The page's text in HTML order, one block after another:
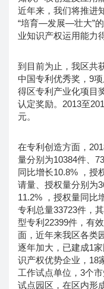
近年来，我们将推进
“培育—发展—壮大”
业知识产权运用能力
到目前为止，我区共
中国专利优秀奖，9
得区专利产业化项目
认定奖励。2013至
元。
在专利创造方面，
量分别为10384件、
同比增长10.8% ，授
请量、授权量分别为
11.2% ，授权量同比
专利总量33723件，
型专利22399件，有
面，近年来我区各类
逐年加大，已建成1
识产权优势企业，18
工作试点单位，3个
试点园区，在区内形